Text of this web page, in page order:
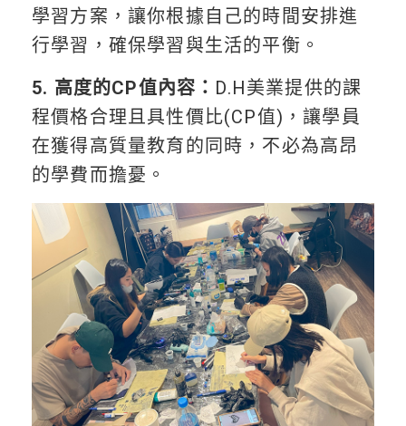
學習方案，讓你根據自己的時間安排進
行學習，確保學習與生活的平衡。
5. 高度的CP值內容： D.H美業提供的課
程價格合理且具性價比(CP值)，讓學員
在獲得高質量教育的同時，不必為高昂
的學費而擔憂。